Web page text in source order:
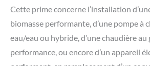
Cette prime concerne l’installation
biomasse performante, d’une pompe à
eau/eau ou hybride, d’unechaudière au
performance, ou encored’un appareil